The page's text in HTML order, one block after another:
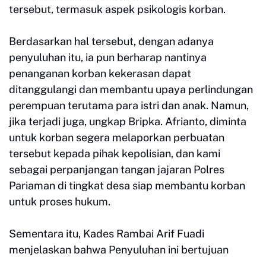
tersebut, termasuk aspek psikologis korban.
Berdasarkan hal tersebut, dengan adanya
penyuluhan itu, ia pun berharap nantinya
penanganan korban kekerasan dapat
ditanggulangi dan membantu upaya perlindungan
perempuan terutama para istri dan anak. Namun,
jika terjadi juga, ungkap Bripka. Afrianto, diminta
untuk korban segera melaporkan perbuatan
tersebut kepada pihak kepolisian, dan kami
sebagai perpanjangan tangan jajaran Polres
Pariaman di tingkat desa siap membantu korban
untuk proses hukum.
Sementara itu, Kades Rambai Arif Fuadi
menjelaskan bahwa Penyuluhan ini bertujuan